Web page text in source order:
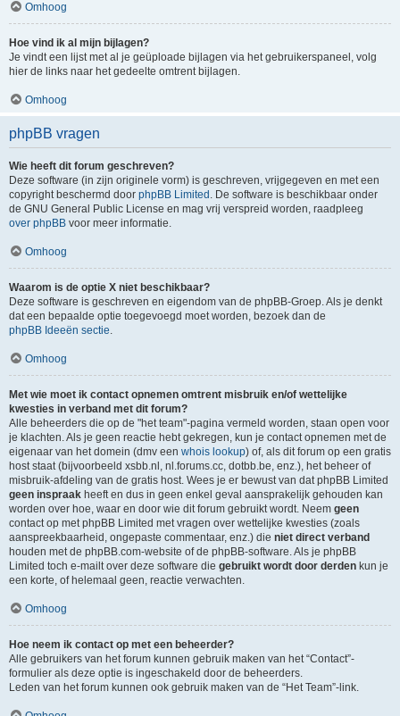
Omhoog
Hoe vind ik al mijn bijlagen?
Je vindt een lijst met al je geüploade bijlagen via het gebruikerspaneel, volg
hier de links naar het gedeelte omtrent bijlagen.
Omhoog
phpBB vragen
Wie heeft dit forum geschreven?
Deze software (in zijn originele vorm) is geschreven, vrijgegeven en met een
copyright beschermd door phpBB Limited . De software is beschikbaar onder
de GNU General Public License en mag vrij verspreid worden, raadpleeg
over phpBB voor meer informatie.
Omhoog
Waarom is de optie X niet beschikbaar?
Deze software is geschreven en eigendom van de phpBB-Groep. Als je denkt
dat een bepaalde optie toegevoegd moet worden, bezoek dan de
phpBB Ideeën sectie.
Omhoog
Met wie moet ik contact opnemen omtrent misbruik en/of wettelijke
kwesties in verband met dit forum?
Alle beheerders die op de "het team"-pagina vermeld worden, staan open voor
je klachten. Als je geen reactie hebt gekregen, kun je contact opnemen met de
eigenaar van het domein (dmv een whois lookup) of, als dit forum op een gratis
host staat (bijvoorbeeld xsbb.nl, nl.forums.cc, dotbb.be, enz.), het beheer of
misbruik-afdeling van de gratis host. Wees je er bewust van dat phpBB Limited
geen inspraak heeft en dus in geen enkel geval aansprakelijk gehouden kan
worden over hoe, waar en door wie dit forum gebruikt wordt. Neem geen
contact op met phpBB Limited met vragen over wettelijke kwesties (zoals
aanspreekbaarheid, ongepaste commentaar, enz.) die niet direct verband
houden met de phpBB.com-website of de phpBB-software. Als je phpBB
Limited toch e-mailt over deze software die gebruikt wordt door derden kun je
een korte, of helemaal geen, reactie verwachten.
Omhoog
Hoe neem ik contact op met een beheerder?
Alle gebruikers van het forum kunnen gebruik maken van het “Contact”-
formulier als deze optie is ingeschakeld door de beheerders.
Leden van het forum kunnen ook gebruik maken van de “Het Team”-link.